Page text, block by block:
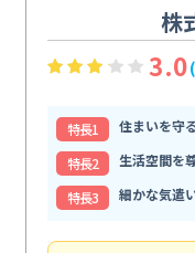
株
3.0
特⻑1
住まいを守
特⻑2
生活空間を
特⻑3
細かな気遣